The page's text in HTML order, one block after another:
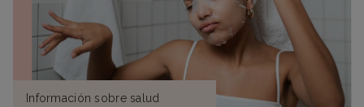
Información sobre salud